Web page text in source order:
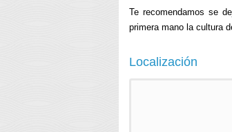
Te recomendamos se
primera mano la cultura
Localización